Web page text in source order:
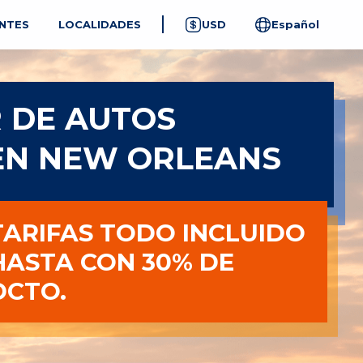
LOCALIDADES USD Español
AUTOS
NEW ORLEANS
TODO INCLUIDO
CON 30% DE